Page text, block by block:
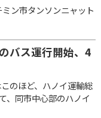
ン市タンソンニャット
バス運行開始、4
のほど、ハノイ運輸総
、同市中心部のハノイ